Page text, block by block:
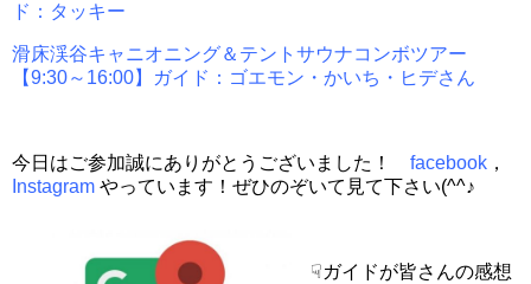
ド：タッキー
滑床渓谷キャニオニング＆テントサウナコンボツアー
【9:30～16:00】ガイド：ゴエモン・かいち・ヒデさん
今日はご参加誠にありがとうございました！ facebook ，
Instagram やっています！ぜひのぞいて見て下さい(^^♪
☟ガイドが皆さんの感想